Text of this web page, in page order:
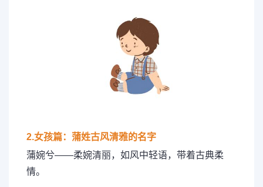
2.女孩篇：蒲姓古风清雅的名字
蒲婉兮——柔婉清丽，如风中轻语，带着古典柔
情。